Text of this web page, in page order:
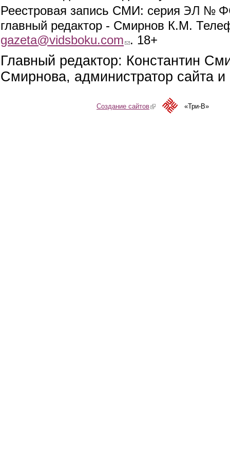
Реестровая запись СМИ: серия ЭЛ №
главный редактор - Смирнов К.М.
gazeta@vidsboku.com (link sends e-mail)
. 18+
Главный редактор: Константин
Смирнова, администратор сайта
Создание сайтов(link is external)«Три-В»